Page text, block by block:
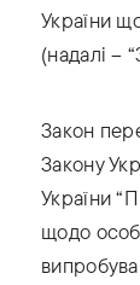
України
(надалі –
Закон
Закону
України
щодо